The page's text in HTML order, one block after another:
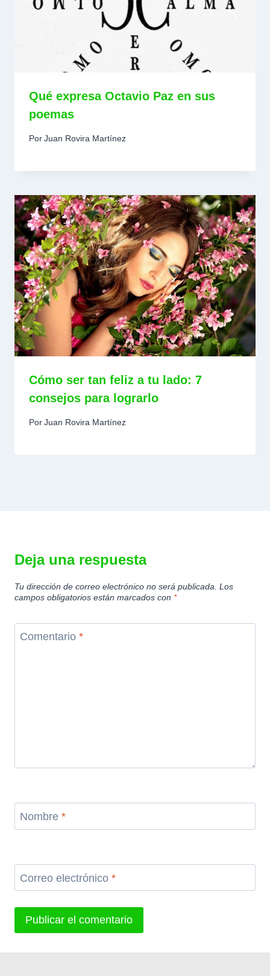
Qué expresa Octavio Paz en sus
poemas
PorJuan Rovira Martínez
Cómo ser tan feliz a tu lado: 7
consejos para lograrlo
PorJuan Rovira Martínez
Deja una respuesta
Tu dirección de correo electrónico no será publicada. Los
campos obligatorios están marcados con *
Comentario *
Nombre *
Correo electrónico *